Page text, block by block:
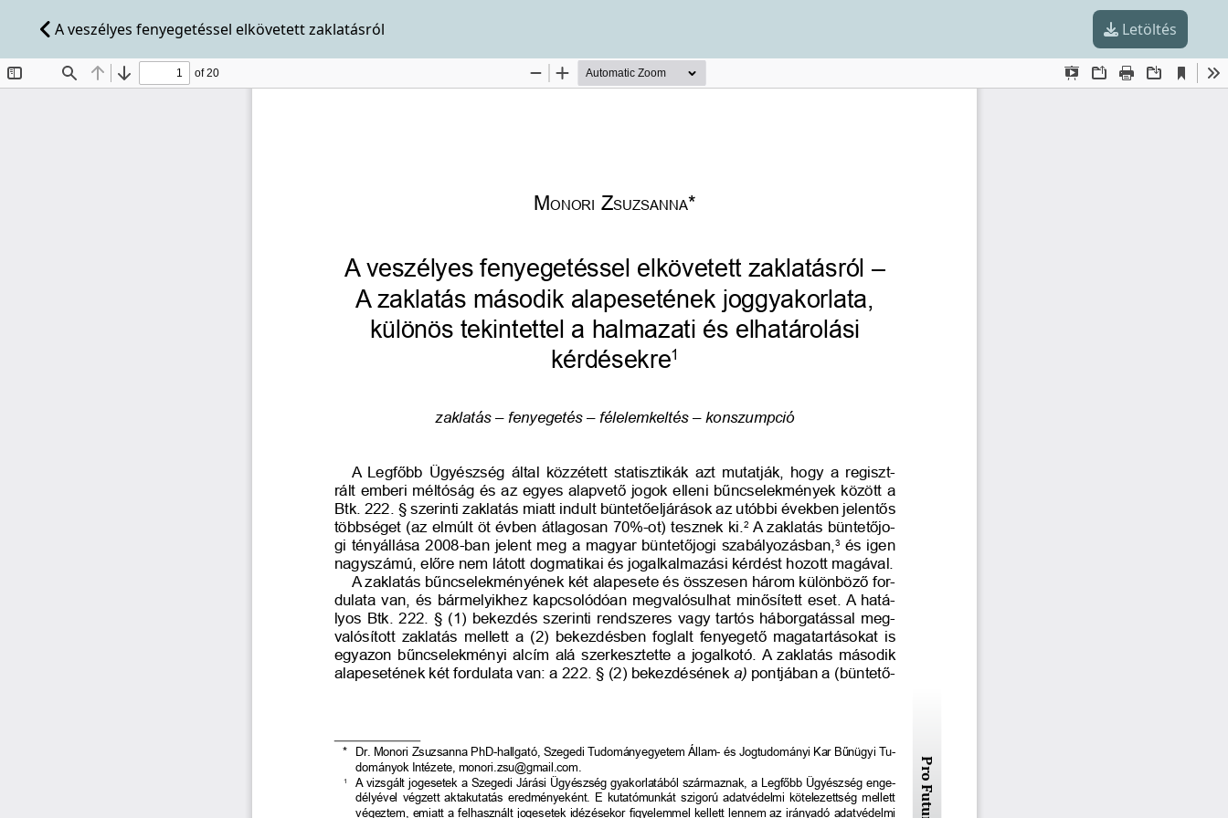
A veszélyes fenyegetéssel elkövetett zaklatásról Letöltés